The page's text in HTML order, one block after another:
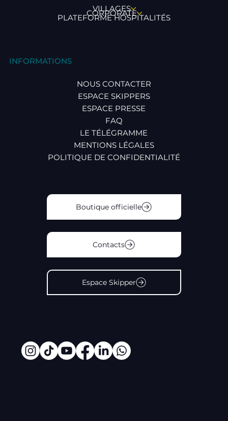
VILLAGES
CORPORATE
PLATEFORME HOSPITALITÉS
INFORMATIONS
NOUS CONTACTER
ESPACE SKIPPERS
ESPACE PRESSE
FAQ
LE TÉLÉGRAMME
MENTIONS LÉGALES
POLITIQUE DE CONFIDENTIALITÉ
Boutique officielle
Contacts
Espace Skipper